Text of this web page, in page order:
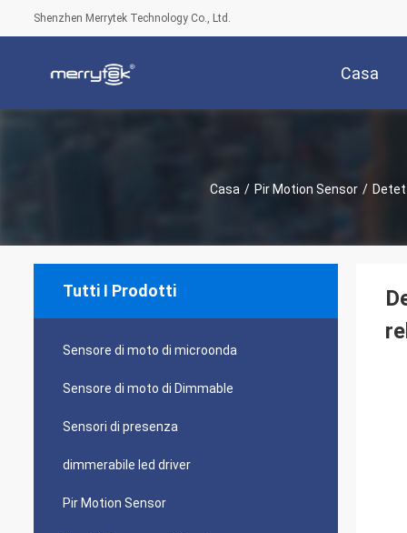
Shenzhen Merrytek Technology Co., Ltd.
Casa
Casa / Pir Motion Sensor /
Tutti I Prodotti
Sensore di moto di microonda
Sensore di moto di Dimmable
Sensori di presenza
dimmerabile led driver
Pir Motion Sensor